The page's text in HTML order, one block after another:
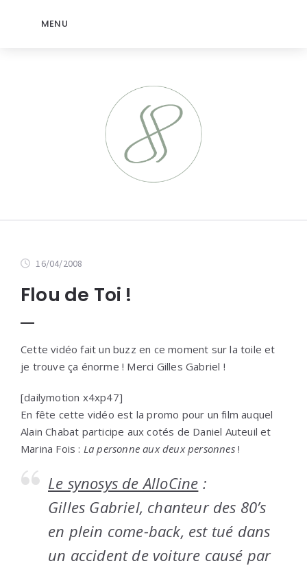
MENU
16/04/2008
Flou de Toi !
Cette vidéo fait un buzz en ce moment sur la toile et
je trouve ça énorme ! Merci Gilles Gabriel !
[dailymotion x4xp47]
En fête cette vidéo est la promo pour un film auquel
Alain Chabat participe aux cotés de Daniel Auteuil et
Marina Fois : La personne aux deux personnes!
Le synosys de AlloCine :
Gilles Gabriel, chanteur des 80’s
en plein come-back, est tué dans
un accident de voiture causé par